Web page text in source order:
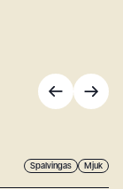
Spalvingas Mjuk